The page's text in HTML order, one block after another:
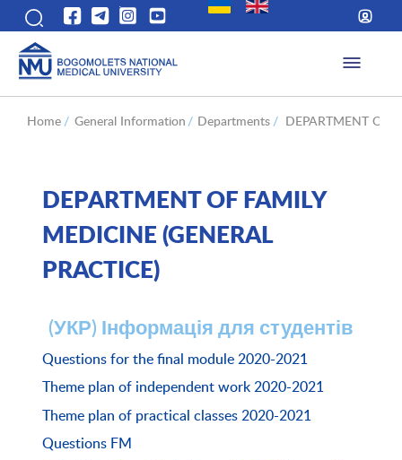
Home / General Information / Departments / DEPARTMENT OF
DEPARTMENT OF FAMILY
MEDICINE (GENERAL
PRACTICE)
(УКР) Інформація для студентів
Questions for the final module 2020-2021
Theme plan of independent work 2020-2021
Theme plan of practical classes 2020-2021
Questions FM